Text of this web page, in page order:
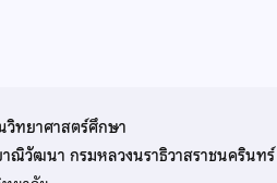
วิทยาศาสตร์ศึกษา
ณิวัฒนา กรมหลวงนราธิวาสราชนครินทร์